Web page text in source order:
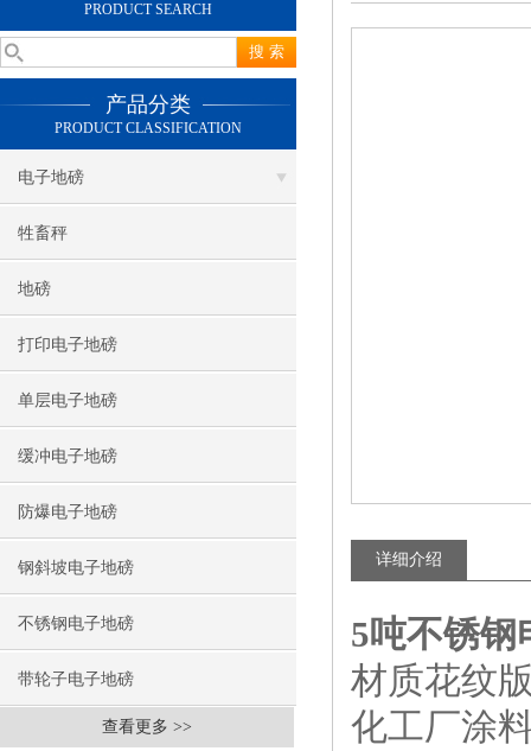
PRODUCT SEARCH
产品分类
PRODUCT CLASSIFICATION
电子地磅
牲畜秤
地磅
打印电子地磅
单层电子地磅
缓冲电子地磅
防爆电子地磅
钢斜坡电子地磅
不锈钢电子地磅
带轮子电子地磅
查看更多 >>
详细介绍
5吨不锈
材质花纹
化工厂涂